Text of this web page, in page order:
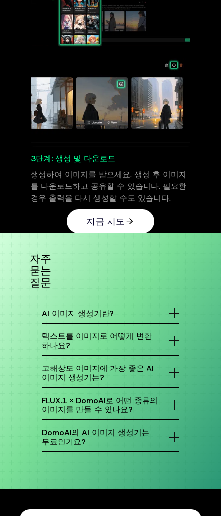
3단계: 생성 및 다운로드
생성하여 이미지를 받으세요. 생성 후 이미지
를 다운로드하고 공유할 수 있습니다. 필요한
경우 출력을 다시 생성할 수도 있습니다.
지금 시도
자주
묻는
질문
AI 이미지 생성기란?
설명으로 이미지를 만드는 도구입니다. "석양의 미
래 도시" 또는 "우주복을 입은 귀여운 강아지" 같
은 것을 입력하면 AI가 당신의 말을 시각적 이미지
텍스트를 이미지로 어떻게 변환
하나요?
로 텍스트 상자에 원하는 설명을 입력하세요. 색상,
스타일, 환경 등 세부 사항이 도움이 됩니다. 생성
버튼을 클릭하면 몇 초 만에 아이디어가 독특한 이
고해상도 이미지에 가장 좋은 AI
이미지 생성기는?
돋보입니다. 개인 프로젝트부터 전문 용도까지 완
벽한 선명하고 상세한 비주얼을 제공합니다.
FLUX.1 x DomoAI로 어떤 종류의
이미지를 만들 수 있나요?
- 예술적 이미지: 다양한 스타일로 사진을 예술 작
품으로 변환.
- 사실적 이미지: 텍스트 설명 기반의 생생한 표현
DomoAI의 AI 이미지 생성기는
무료인가요?